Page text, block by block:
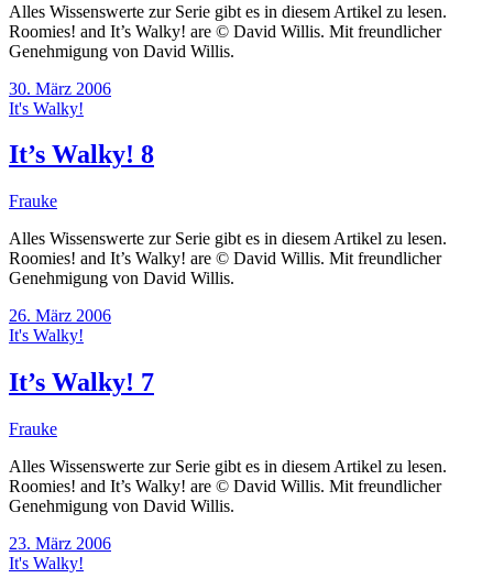
Alles Wissenswerte zur Serie gibt es in diesem Artikel zu lesen.
Roomies! and It’s Walky! are © David Willis. Mit freundlicher
Genehmigung von David Willis.
30. März 2006
It's Walky!
It’s Walky! 8
Frauke
Alles Wissenswerte zur Serie gibt es in diesem Artikel zu lesen.
Roomies! and It’s Walky! are © David Willis. Mit freundlicher
Genehmigung von David Willis.
26. März 2006
It's Walky!
It’s Walky! 7
Frauke
Alles Wissenswerte zur Serie gibt es in diesem Artikel zu lesen.
Roomies! and It’s Walky! are © David Willis. Mit freundlicher
Genehmigung von David Willis.
23. März 2006
It's Walky!